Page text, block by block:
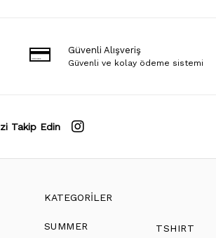
Güvenli Alışveriş
Güvenli ve kolay ödeme sistemi
Takip Edin
KATEGORİLER
SUMMER TSHIRT